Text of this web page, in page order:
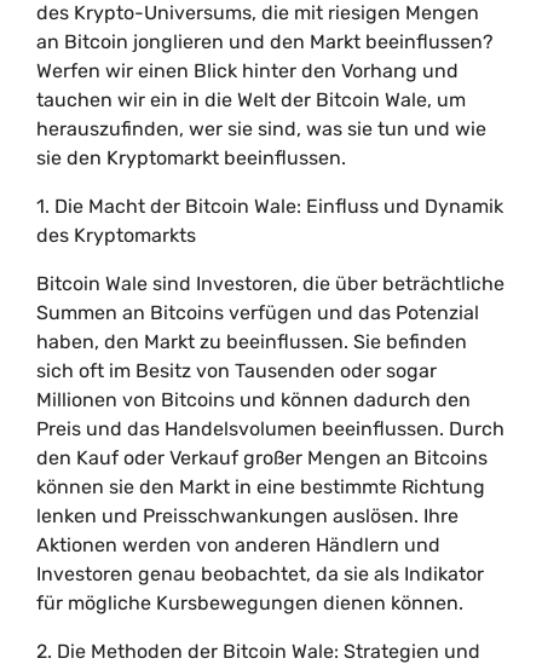
des Krypto-Universums, die mit riesigen Mengen
an Bitcoin jonglieren und den Markt beeinflussen?
Werfen wir einen Blick hinter den Vorhang und
tauchen wir ein in die Welt der Bitcoin Wale, um
herauszufinden, wer sie sind, was sie tun und wie
sie den Kryptomarkt beeinflussen.
1. Die Macht der Bitcoin Wale: Einfluss und Dynamik
des Kryptomarkts
Bitcoin Wale sind Investoren, die über beträchtliche
Summen an Bitcoins verfügen und das Potenzial
haben, den Markt zu beeinflussen. Sie befinden
sich oft im Besitz von Tausenden oder sogar
Millionen von Bitcoins und können dadurch den
Preis und das Handelsvolumen beeinflussen. Durch
den Kauf oder Verkauf großer Mengen an Bitcoins
können sie den Markt in eine bestimmte Richtung
lenken und Preisschwankungen auslösen. Ihre
Aktionen werden von anderen Händlern und
Investoren genau beobachtet, da sie als Indikator
für mögliche Kursbewegungen dienen können.
2. Die Methoden der Bitcoin Wale: Strategien und